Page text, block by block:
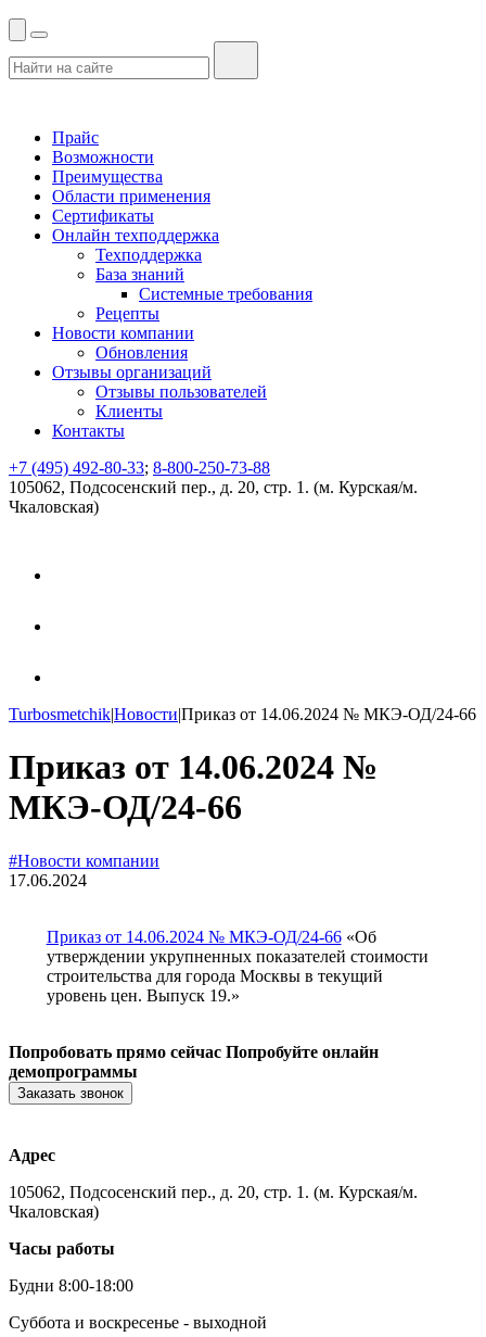
Прайс
Возможности
Преимущества
Области применения
Сертификаты
Онлайн техподдержка
Техподдержка
База знаний
Системные требования
Рецепты
Новости компании
Обновления
Отзывы организаций
Отзывы пользователей
Клиенты
Контакты
+7 (495) 492-80-33; 8-800-250-73-88
105062, Подсосенский пер., д. 20, стр. 1. (м. Курская/м.
Чкаловская)
Turbosmetchik|Новости|Приказ от 14.06.2024 № МКЭ-ОД/24-66
Приказ от 14.06.2024 №
МКЭ-ОД/24-66
#Новости компании
17.06.2024
Приказ от 14.06.2024 № МКЭ-ОД/24-66«Об
утверждении укрупненных показателей стоимости
строительства для города Москвы в текущий
уровень цен. Выпуск 19.»
Попробовать прямо сейчас Попробуйте онлайн
демопрограммы
Заказать звонок
Адрес
105062, Подсосенский пер., д. 20, стр. 1. (м. Курская/м.
Чкаловская)
Часы работы
Будни 8:00-18:00
Суббота и воскресенье - выходной